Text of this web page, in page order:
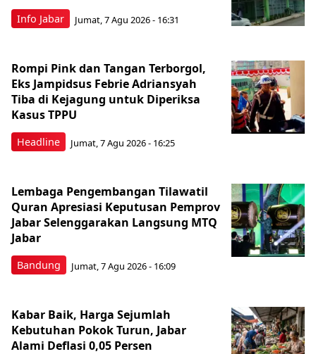
Info Jabar Jumat, 7 Agu 2026 - 16:31
Headline
Rompi Pink dan Tangan Terborgol,
Eks Jampidsus Febrie Adriansyah
Tiba di Kejagung untuk Diperiksa
Kasus TPPU
Jumat, 7 Agu 2026 - 16:25
Bandung
Lembaga Pengembangan Tilawatil
Quran Apresiasi Keputusan Pemprov
Jabar Selenggarakan Langsung MTQ
Jabar
Jumat, 7 Agu 2026 - 16:09
Kabar Baik, Harga Sejumlah
Kebutuhan Pokok Turun, Jabar
Alami Deflasi 0,05 Persen